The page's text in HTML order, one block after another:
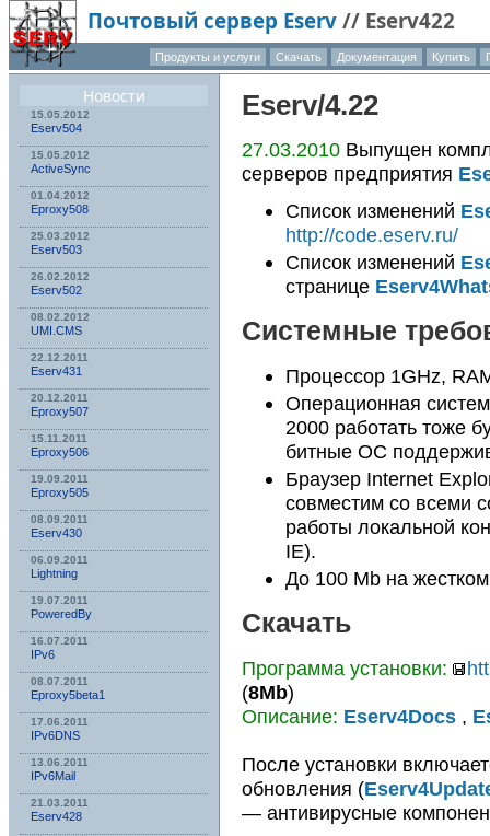
Почтовый сервер Eserv // Eserv422
Продукты и услуги Скачать Документация Купить
Новости
15.05.2012
Eserv504
15.05.2012
ActiveSync
01.04.2012
Eproxy508
25.03.2012
Eserv503
26.02.2012
Eserv502
08.02.2012
UMI.CMS
22.12.2011
Eserv431
20.12.2011
Eproxy507
15.11.2011
Eproxy506
19.09.2011
Eproxy505
08.09.2011
Eserv430
06.09.2011
Lightning
19.07.2011
PoweredBy
16.07.2011
IPv6
08.07.2011
Eproxy5beta1
17.06.2011
IPv6DNS
13.06.2011
IPv6Mail
21.03.2011
Eserv428
Eserv/4.22
27.03.2010 Выпущен
серверов предприятия
Список изменений
http://code.eserv.ru/
Список изменений
странице
Системные
Процессор 1GHz,
Операционная
2000 работать тоже
битные ОС
Браузер Internet
совместим со всеми
работы локальной
IE).
До 100 Mb на
Скачать
Программа установки:
(8Mb)
Описание: Eserv4Docs ,
После установки
обновления (
— антивирусные